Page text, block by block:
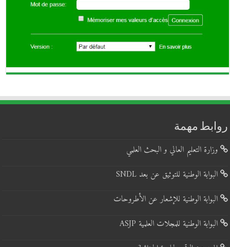
روابط مهمة
وزارة التعليم العالي و البحث العلمي
البوابة الوطنية للتوثيق عن بعد SNDL
البوابة الوطنية للإشعار عن الأطروحات
البوابة الوطنية للمجلات العلمية ASJP